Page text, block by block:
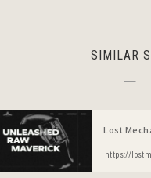
SIMILAR
Lost
https://